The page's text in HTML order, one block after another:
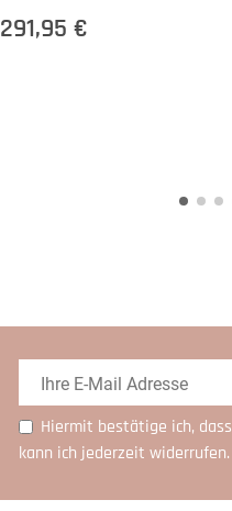
291,95 €
Hiermit bestätige ich,
kann ich jederzeit widerrufen.